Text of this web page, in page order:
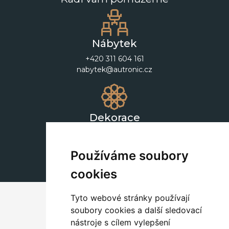
Používáme soubory
cookies
Tyto webové stránky používají
soubory cookies a další sledovací
nástroje s cílem vylepšení
Nábytek
+420 311 604 161
nabytek@autronic.cz
Dekorace